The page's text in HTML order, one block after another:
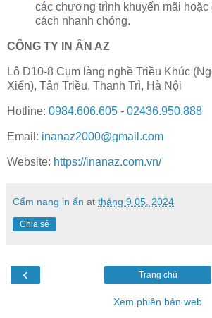
các chương trình khuyến mãi hoặc
cách nhanh chóng.
CÔNG TY IN ẤN AZ
Lô D10-8 Cụm làng nghề Triều Khúc
Xiển), Tân Triều, Thanh Trì, Hà Nội
Hotline: 0984.606.605 - 02436.950.888
Email: inanaz2000@gmail.com
Website: https://inanaz.com.vn/
Cẩm nang in ấn at tháng 9 05, 2024
Chia sẻ
‹ Trang chủ
Xem phiên bản web